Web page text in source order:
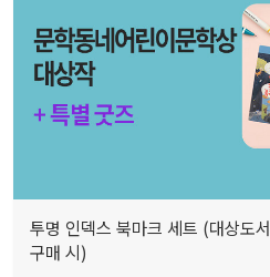
투명 인덱스 북마크 세트 (대상도
구매 시)